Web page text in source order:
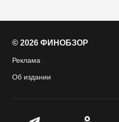
© 2026 ФИНОБЗОР
Реклама
Об издании